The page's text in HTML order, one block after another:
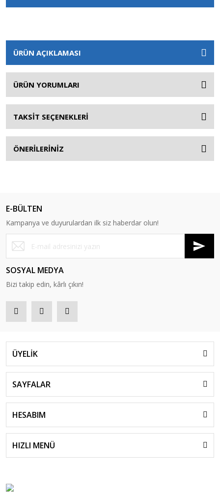
ÜRÜN AÇIKLAMASI
ÜRÜN YORUMLARI
TAKSİT SEÇENEKLERİ
ÖNERİLERİNİZ
E-BÜLTEN
Kampanya ve duyurulardan ilk siz haberdar olun!
SOSYAL MEDYA
Bizi takip edin, kârlı çıkın!
ÜYELİK
SAYFALAR
HESABIM
HIZLI MENÜ